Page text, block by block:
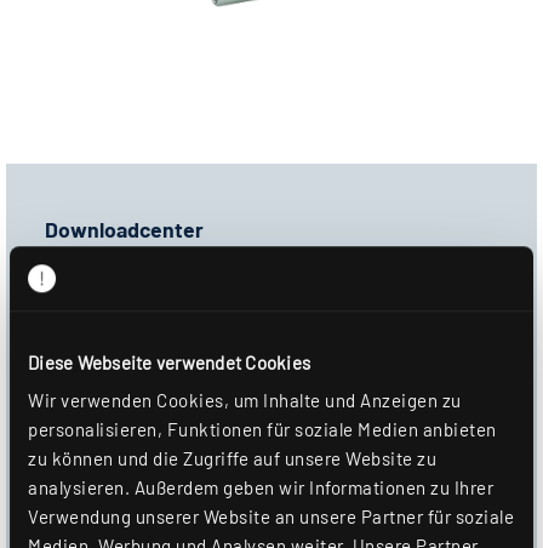
Diese Webseite verwendet Cookies
Wir verwenden Cookies, um Inhalte und Anzeigen zu
personalisieren, Funktionen für soziale Medien anbieten
zu können und die Zugriffe auf unsere Website zu
analysieren. Außerdem geben wir Informationen zu Ihrer
Verwendung unserer Website an unsere Partner für soziale
Downloadcenter
GAEB-X81
Produktbild
Datenblatt
DOWNLOAD